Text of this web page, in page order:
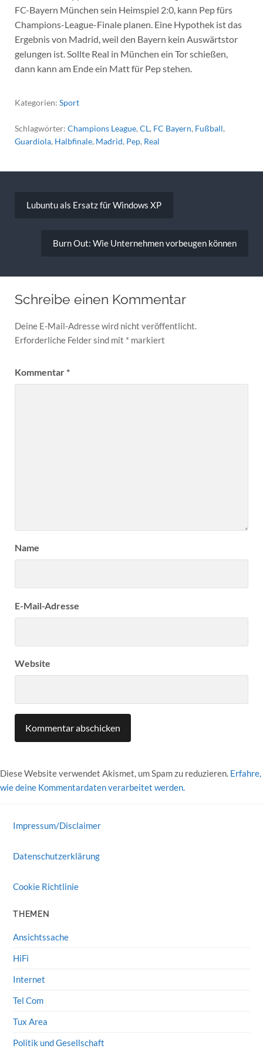
FC-Bayern München sein Heimspiel 2:0, kann Pep fürs
Champions-League-Finale planen. Eine Hypothek ist das
Ergebnis von Madrid, weil den Bayern kein Auswärtstor
gelungen ist. Sollte Real in München ein Tor schießen,
dann kann am Ende ein Matt für Pep stehen.
Kategorien: Sport
Schlagwörter: Champions League, CL, FC Bayern, Fußball,
Guardiola, Halbfinale, Madrid, Pep, Real
Lubuntu als Ersatz für Windows XP
Burn Out: Wie Unternehmen vorbeugen können
Schreibe einen Kommentar
Deine E-Mail-Adresse wird nicht veröffentlicht.
Erforderliche Felder sind mit * markiert
Kommentar*
Name
E-Mail-Adresse
Website
Diese Website verwendet Akismet, um Spam zu reduzieren. Erfahre,
wie deine Kommentardaten verarbeitet werden.
Impressum/Disclaimer
Datenschutzerklärung
Cookie Richtlinie
THEMEN
Ansichtssache
HiFi
Internet
Tel Com
Tux Area
Politik und Gesellschaft